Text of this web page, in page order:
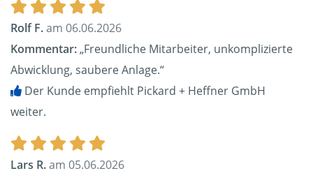
Rolf F.am 06.06.2026
Kommentar:„Freundliche Mitarbeiter, unkomplizierte
Abwicklung, saubere Anlage.“
Der Kunde empfiehlt Pickard + Heffner GmbH
weiter.
Lars R.am 05.06.2026